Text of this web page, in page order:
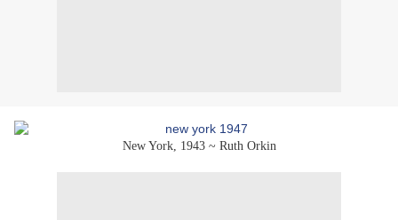
New York, 1943 ~ Ruth Orkin